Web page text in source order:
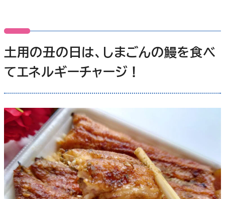
土用の丑の日は、 しまごんの鰻を食べ
てエネルギーチャージ！